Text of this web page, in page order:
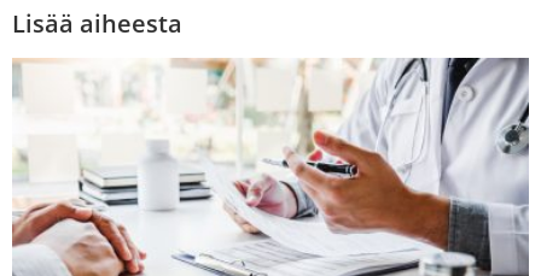
Lisää aiheesta